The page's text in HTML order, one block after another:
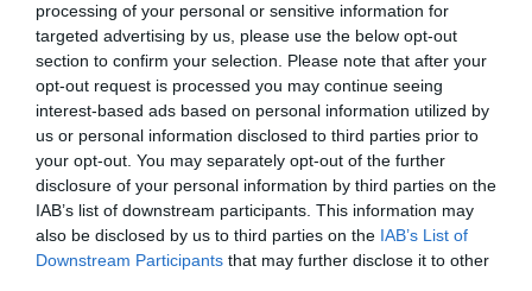
processing of your personal or sensitive information for
targeted advertising by us, please use the below opt-out
section to confirm your selection. Please note that after your
opt-out request is processed you may continue seeing
interest-based ads based on personal information utilized by
us or personal information disclosed to third parties prior to
your opt-out. You may separately opt-out of the further
disclosure of your personal information by third parties on the
IAB’s list of downstream participants. This information may
also be disclosed by us to third parties on the IAB’s List of
Downstream Participants that may further disclose it to other
Cine Estreias HD